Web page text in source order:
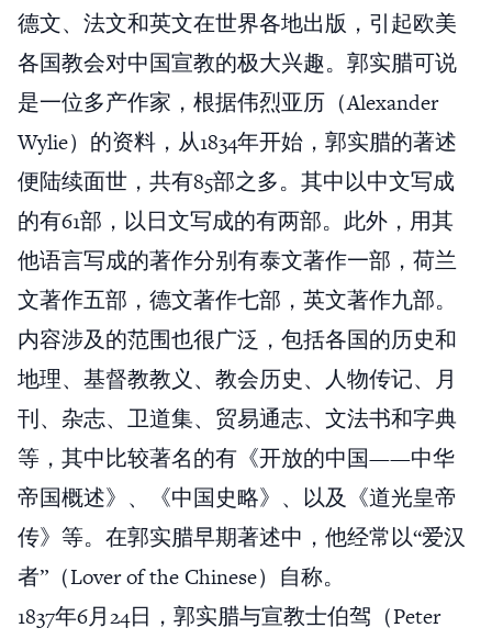
德文、法文和英文在世界各地出版，引起欧美
各国教会对中国宣教的极大兴趣。郭实腊可说
是一位多产作家，根据伟烈亚历（Alexander
Wylie）的资料，从1834年开始，郭实腊的著述
便陆续面世，共有85部之多。其中以中文写成
的有61部，以日文写成的有两部。此外，用其
他语言写成的著作分别有泰文著作一部，荷兰
文著作五部，德文著作七部，英文著作九部。
内容涉及的范围也很广泛，包括各国的历史和
地理、基督教教义、教会历史、人物传记、月
刊、杂志、卫道集、贸易通志、文法书和字典
等，其中比较著名的有《开放的中国——中华
帝国概述》、《中国史略》、以及《道光皇帝
传》等。在郭实腊早期著述中，他经常以“爱汉
者”（Lover of the Chinese）自称。
1837年6月24日，郭实腊与宣教士伯驾（Peter